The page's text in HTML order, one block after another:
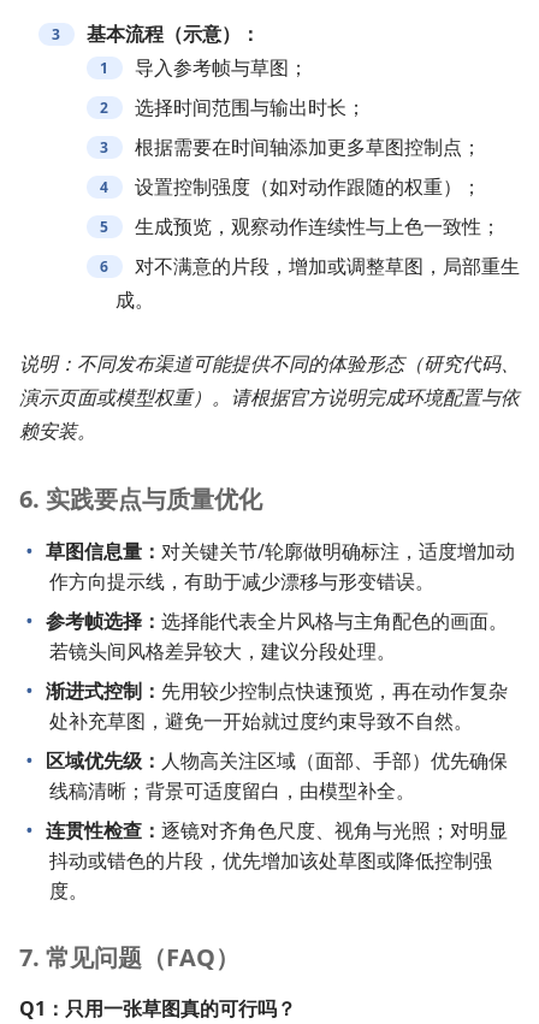
基本流程（示意）：
导入参考帧与草图；
选择时间范围与输出时长；
根据需要在时间轴添加更多草图控制点；
设置控制强度（如对动作跟随的权重）；
生成预览，观察动作连续性与上色一致性；
对不满意的片段，增加或调整草图，局部重生
成。
说明：不同发布渠道可能提供不同的体验形态（研究代码、
演示页面或模型权重）。请根据官方说明完成环境配置与依
赖安装。
6. 实践要点与质量优化
草图信息量： 对关键关节/轮廓做明确标注，适度增加动
作方向提示线，有助于减少漂移与形变错误。
参考帧选择： 选择能代表全片风格与主角配色的画面。
若镜头间风格差异较大，建议分段处理。
渐进式控制： 先用较少控制点快速预览，再在动作复杂
处补充草图，避免一开始就过度约束导致不自然。
区域优先级： 人物高关注区域（面部、手部）优先确保
线稿清晰；背景可适度留白，由模型补全。
连贯性检查： 逐镜对齐角色尺度、视角与光照；对明显
抖动或错色的片段，优先增加该处草图或降低控制强
度。
7. 常见问题（FAQ）
Q1：只用一张草图真的可行吗？